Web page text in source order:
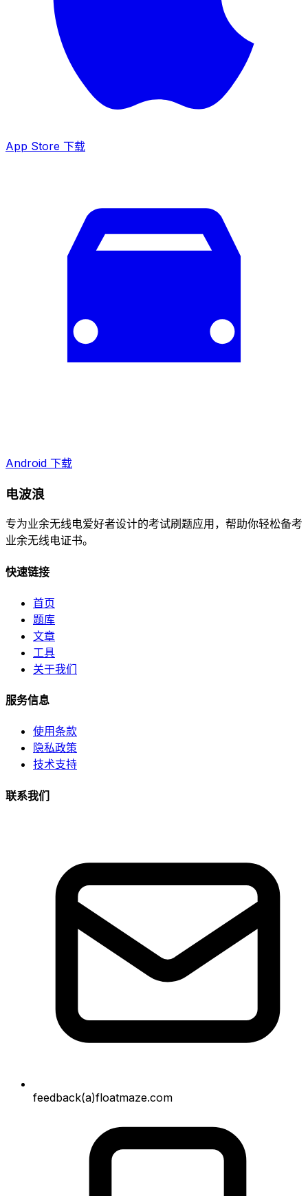
App Store 下载
Android 下载
电波浪
专为业余无线电爱好者设计的考试刷题应用，帮助你轻松备考
业余无线电证书。
快速链接
首页
题库
文章
工具
关于我们
服务信息
使用条款
隐私政策
技术支持
联系我们
feedback(a)floatmaze.com